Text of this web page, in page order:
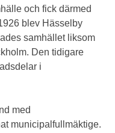
och fick därmed
blev Hässelby
samhället liksom
Den tidigare
i
med
municipalfullmäktige.